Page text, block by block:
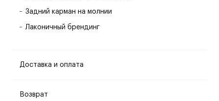
Задний карман на молнии
Лаконичный брендинг
Доставка и оплата
Возврат